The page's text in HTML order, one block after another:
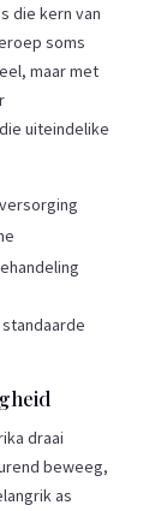
die kern van
soms
maar met
uiteindelike
draai
beweeg,
as